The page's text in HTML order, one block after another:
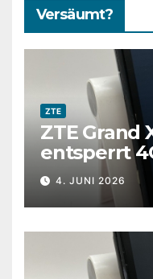
Versäumt?
ZTE
ZTE Grand
entsperrt
Android
gesprungen
4. JUNI 2026